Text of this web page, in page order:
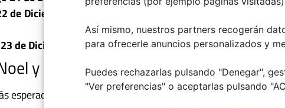
Así mismo, nuestros partners recogerán
para ofrecerle anuncios personalizados y
Puedes rechazarlas pulsando "Denegar",
"Ver preferencias" o aceptarlas pulsando
de Diciembre (18:00 h):
de Diciembre (19:00 h):Pasarrúas«Circo Krasnovarak».
y los Reyes Magos en Baiona
esperadas tienen su espacio reservado con horarios